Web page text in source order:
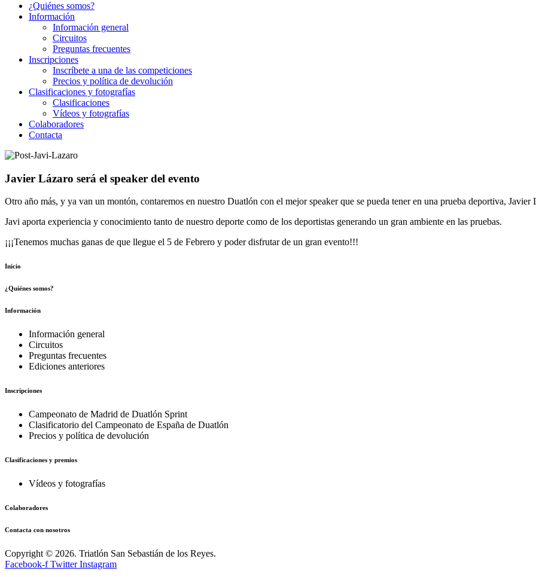
¿Quiénes somos?
Información
Información general
Circuitos
Preguntas frecuentes
Inscripciones
Inscríbete a una de las competiciones
Precios y política de devolución
Clasificaciones y fotografías
Clasificaciones
Vídeos y fotografías
Colaboradores
Contacta
Javier Lázaro será el speaker del evento
Otro año más, y ya van un montón, contaremos en nuestro Duatlón con el mejor speaker que se pueda tener en una prueba deportiva, Javier
Javi aporta experiencia y conocimiento tanto de nuestro deporte como de los deportistas generando un gran ambiente en las pruebas.
¡¡¡Tenemos muchas ganas de que llegue el 5 de Febrero y poder disfrutar de un gran evento!!!
Inicio
¿Quiénes somos?
Información
Información general
Circuitos
Preguntas frecuentes
Ediciones anteriores
Inscripciones
Campeonato de Madrid de Duatlón Sprint
Clasificatorio del Campeonato de España de Duatlón
Precios y política de devolución
Clasificaciones y premios
Vídeos y fotografías
Colaboradores
Contacta con nosotros
Copyright © 2026. Triatlón San Sebastián de los Reyes.
Facebook-f Twitter Instagram